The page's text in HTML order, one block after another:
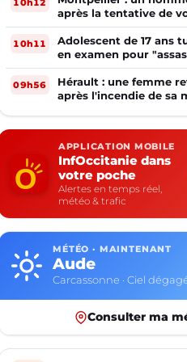
après la tentative de
téléphone
10h11
Adolescent de 17 ans
en examen pour
09h56
Hérault : une femme
après l'incendie de sa
APPLICATION MOBILE
InfOccitanie dans
votre poche
Alertes en temps réel,
météo & trafic
MÉTÉO · MAINTENANT
Aude
Carcassonne · Ciel
Consulter ma